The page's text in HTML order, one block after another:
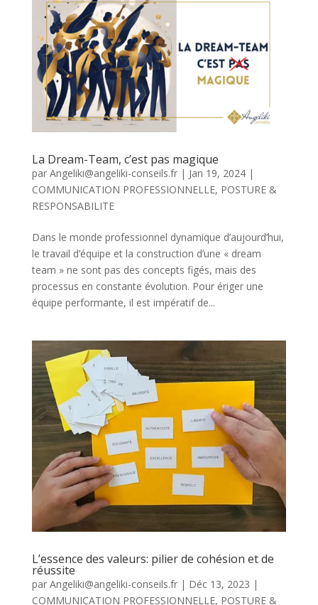
La Dream-Team, c’est pas magique
par Angeliki@angeliki-conseils.fr| Jan 19, 2024|
COMMUNICATION PROFESSIONNELLE, POSTURE &
RESPONSABILITE
Dans le monde professionnel dynamique d’aujourd’hui,
le travail d’équipe et la construction d’une « dream
team » ne sont pas des concepts figés, mais des
processus en constante évolution. Pour ériger une
équipe performante, il est impératif de...
L’essence des valeurs: pilier de cohésion et de
réussite
par Angeliki@angeliki-conseils.fr| Déc 13, 2023 |
COMMUNICATION PROFESSIONNELLE, POSTURE &